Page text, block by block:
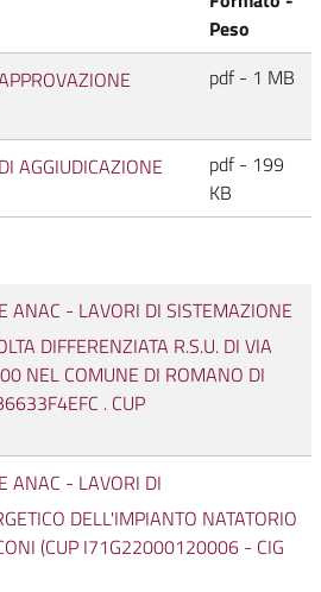
Peso
pdf - 1 MB
AGGIUDICAZIONE
pdf - 199
KB
ANAC - LAVORI DI SISTEMAZIONE
DIFFERENZIATA R.S.U. DI VIA
NEL COMUNE DI ROMANO DI
. CUP
ANAC - LAVORI DI
DELL'IMPIANTO NATATORIO
(CUP I71G22000120006 - CIG